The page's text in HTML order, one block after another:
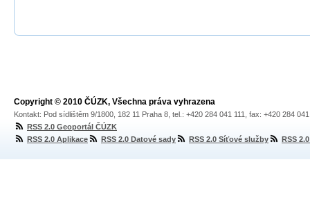
Copyright © 2010 ČÚZK, Všechna práva vyhrazena
Kontakt: Pod sídlištěm 9/1800, 182 11 Praha 8, tel.: +420 284 041 111, fax: +420 284
RSS 2.0 Geoportál ČÚZK
RSS 2.0 Aplikace
RSS 2.0 Datové sady RSS 2.0 Síťové služby RSS